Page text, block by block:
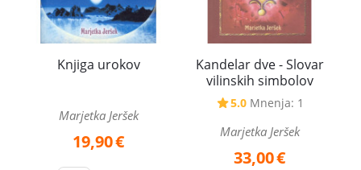
Knjiga urokov
Marjetka Jeršek
19,90€
Kandelar dve - Slovar
vilinskih simbolov
5.0 Mnenja: 1
Marjetka Jeršek
33,00€